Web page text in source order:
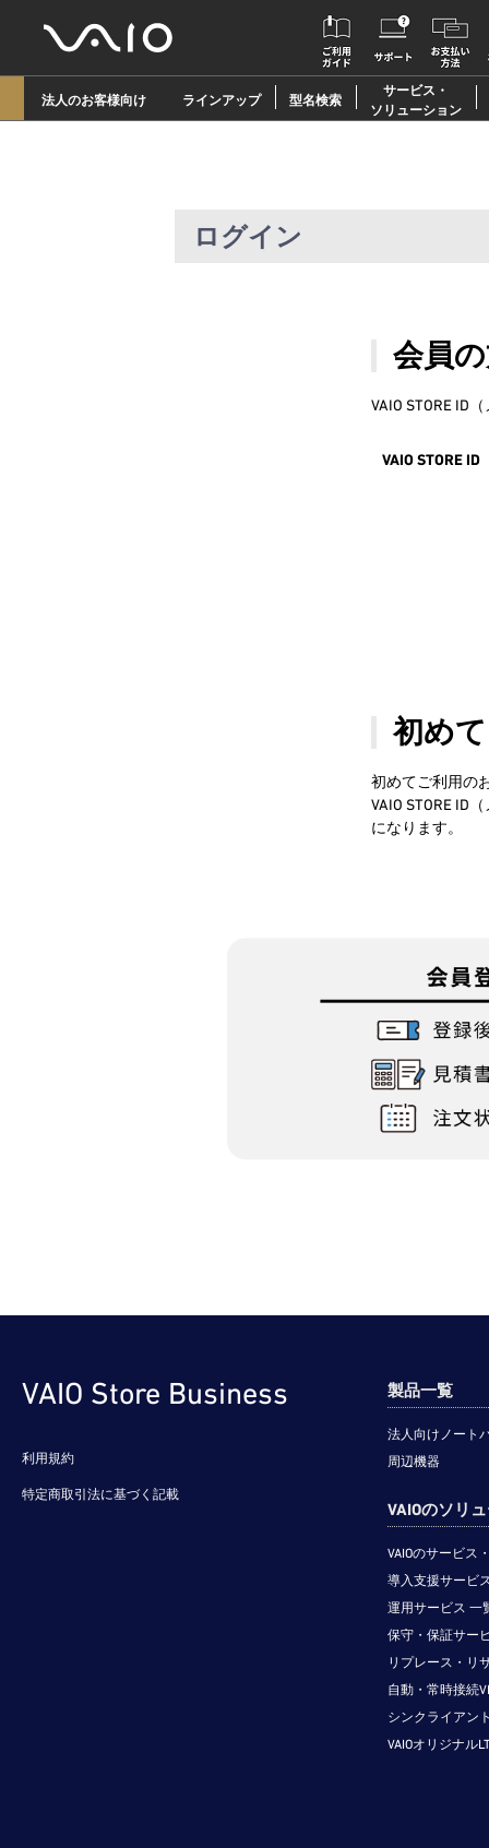
法人のお客様向け ラインアップ 型名検索
サービス・
ソリューション
ログイン
会員
VAIO STORE ID
VAIO STORE
初め
初めてご利用の
VAIO STORE ID
になります。
VAIO Store Business
利用規約
特定商取引法に基づく記載
製品一覧
法人向けノート
周辺機器
VAIOのソリ
VAIOのサービス
導入支援サービ
運用サービス 一
保守・保証サー
リプレース・リ
自動・常時接続
シンクライアン
VAIOオリジナル